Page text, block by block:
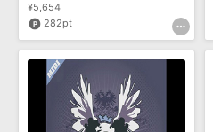
SLS
¥5,654
282pt